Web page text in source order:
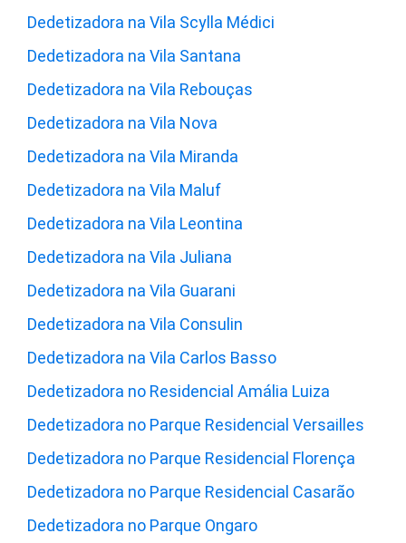
Dedetizadora na Vila Scylla Médici
Dedetizadora na Vila Santana
Dedetizadora na Vila Rebouças
Dedetizadora na Vila Nova
Dedetizadora na Vila Miranda
Dedetizadora na Vila Maluf
Dedetizadora na Vila Leontina
Dedetizadora na Vila Juliana
Dedetizadora na Vila Guarani
Dedetizadora na Vila Consulin
Dedetizadora na Vila Carlos Basso
Dedetizadora no Residencial Amália Luiza
Dedetizadora no Parque Residencial Versailles
Dedetizadora no Parque Residencial Florença
Dedetizadora no Parque Residencial Casarão
Dedetizadora no Parque Ongaro